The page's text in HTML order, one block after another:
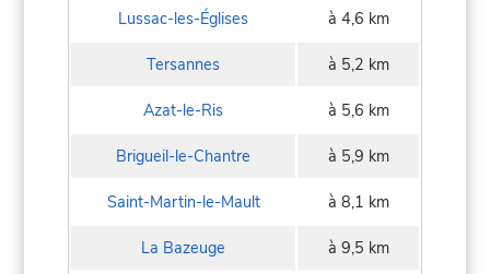
Lussac-les-Églises à 4,6 km
Tersannes à 5,2 km
Azat-le-Ris à 5,6 km
Brigueil-le-Chantre à 5,9 km
Saint-Martin-le-Mault à 8,1 km
La Bazeuge à 9,5 km